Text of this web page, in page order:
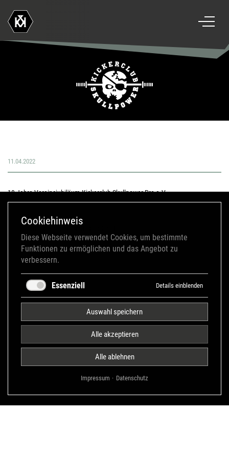
11.04.2022
10 Jahre Vereinsjubiläum Kickerclub Skullpower Pro e.V.
Cookiehinweis
Diese Webseite verwendet Cookies, um bestimmte
Funktionen zu ermöglichen und das Angebot zu
verbessern.
Essenziell Details einblenden
Auswahl speichern
Alle akzeptieren
Alle ablehnen
Impressum Datenschutz